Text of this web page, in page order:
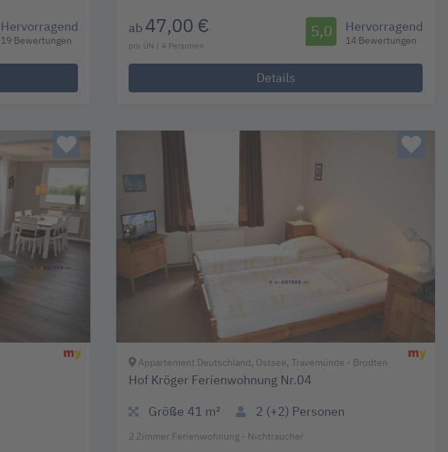
Hervorragend
19 Bewertungen
ab 47,00 €
pro ÜN / 4 Personen
Hervorragend
5,0 14 Bewertungen
Details
Appartement Deutschland, Ostsee, Travemünde - Brodten
Hof Kröger Ferienwohnung Nr.04
41 m²
Größe 2 (+2) Personen
2 Zimmer Ferienwohnung - Nichtraucher